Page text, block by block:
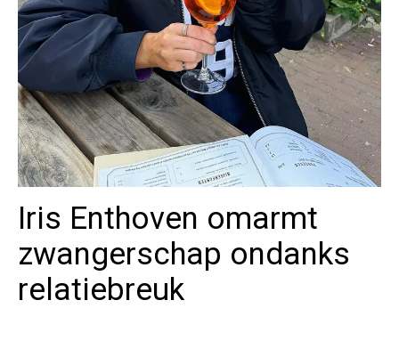
Iris Enthoven omarmt
zwangerschap ondanks
relatiebreuk